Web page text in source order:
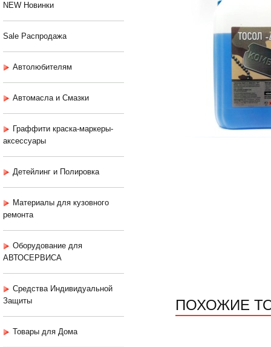
NEW Новинки
Sale Распродажа
Автолюбителям
Автомасла и Смазки
Граффити краска-маркеры-
аксессуары
Детейлинг и Полировка
Материалы для кузовного
ремонта
Оборудование для
АВТОСЕРВИСА
Средства Индивидуальной
Защиты
Товары для Дома
ПОХОЖИЕ